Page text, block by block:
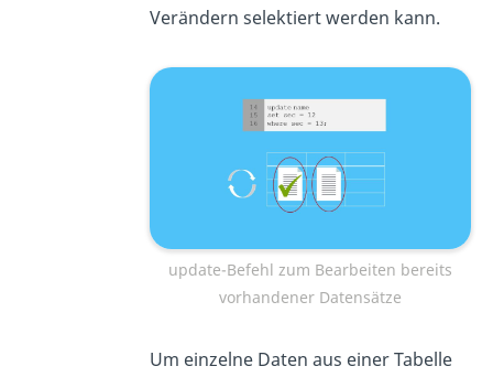
Verändern selektiert werden kann.
update-Befehl zum Bearbeiten bereits
vorhandener Datensätze
Um einzelne Daten aus einer Tabelle